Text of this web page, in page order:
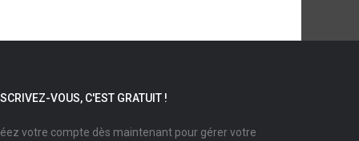
VOUS, C'EST GRATUIT !
votre compte dès maintenant pour gérer votre